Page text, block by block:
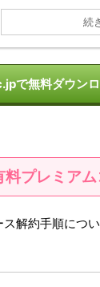
続
で無料ダウン
プレミアム
解約手順につ